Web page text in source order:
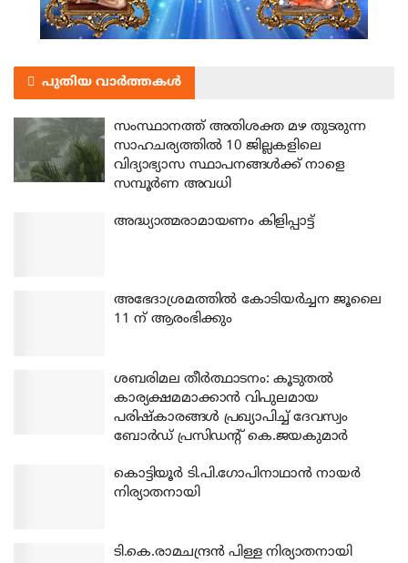
പുതിയ വാർത്തകൾ
സംസ്ഥാനത്ത് അതിശക്ത മഴ തുടരുന്ന
സാഹചര്യത്തിൽ 10 ജില്ലകളിലെ
വിദ്യാഭ്യാസ സ്ഥാപനങ്ങൾക്ക് നാളെ
സമ്പൂർണ അവധി
അദ്ധ്യാത്മരാമായണം കിളിപ്പാട്ട്
അഭേദാശ്രമത്തില്‍ കോടിയര്‍ച്ചന ജൂലൈ
11 ന് ആരംഭിക്കും
ശബരിമല തീര്‍ത്ഥാടനം: കൂടുതല്‍
കാര്യക്ഷമമാക്കാന്‍ വിപുലമായ
പരിഷ്‌കാരങ്ങള്‍ പ്രഖ്യാപിച്ച് ദേവസ്വം
ബോര്‍ഡ് പ്രസിഡന്റ് കെ.ജയകുമാര്‍
കൊട്ടിയൂര്‍ ടി.പി.ഗോപിനാഥാന്‍ നായര്‍
നിര്യാതനായി
ടി.കെ.രാമചന്ദ്രന്‍ പിള്ള നിര്യാതനായി